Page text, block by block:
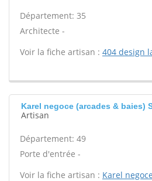
Département: 35
Architecte -
Voir la fiche artisan : 404 design
Karel negoce (arcades & baies)
Artisan
Département: 49
Porte d'entrée -
Voir la fiche artisan : Karel